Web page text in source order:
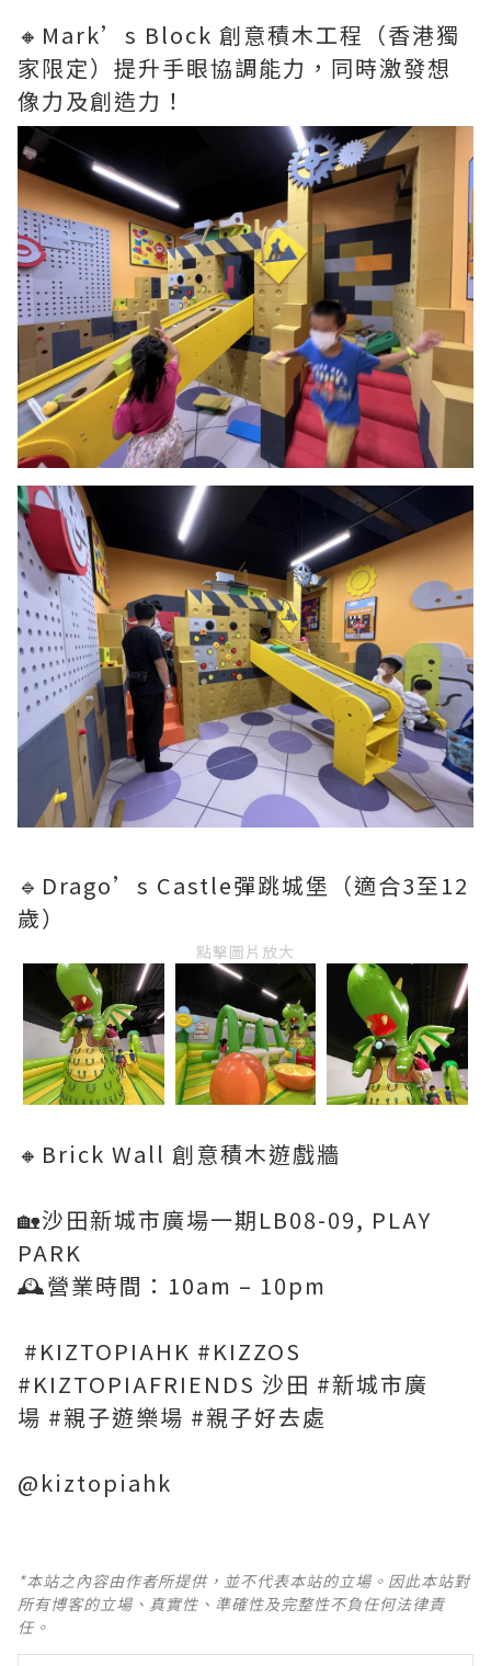
🔸Mark’s Block 創意積木工程（香港獨
家限定）提升手眼協調能力，同時激發想
像力及創造力！
🔹Drago’s Castle彈跳城堡（適合3至12
歲）
點擊圖片放大
🔸Brick Wall 創意積木遊戲牆
🏡沙田新城市廣場一期LB08-09, PLAY
PARK
🕰️營業時間：10am – 10pm
#KIZTOPIAHK #KIZZOS
#KIZTOPIAFRIENDS 沙田 #新城市廣
場 #親子遊樂場 #親子好去處
@kiztopiahk
*本站之內容由作者所提供，並不代表本站的立場。因此本站對
所有博客的立場、真實性、準確性及完整性不負任何法律責
任。